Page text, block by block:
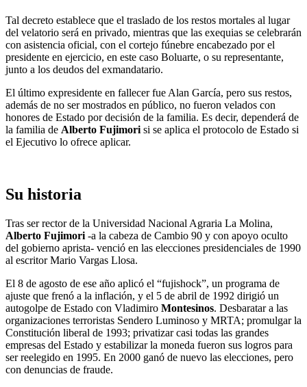
Tal decreto establece que el traslado de los restos mortales al lugar
del velatorio será en privado, mientras que las exequias se celebrarán
con asistencia oficial, con el cortejo fúnebre encabezado por el
presidente en ejercicio, en este caso Boluarte, o su representante,
junto a los deudos del exmandatario.
El último expresidente en fallecer fue Alan García, pero sus restos,
además de no ser mostrados en público, no fueron velados con
honores de Estado por decisión de la familia. Es decir, dependerá de
la familia de Alberto Fujimori si se aplica el protocolo de Estado si
el Ejecutivo lo ofrece aplicar.
Su historia
Tras ser rector de la Universidad Nacional Agraria La Molina,
Alberto Fujimori -a la cabeza de Cambio 90 y con apoyo oculto
del gobierno aprista- venció en las elecciones presidenciales de 1990
al escritor Mario Vargas Llosa.
El 8 de agosto de ese año aplicó el “fujishock”, un programa de
ajuste que frenó a la inflación, y el 5 de abril de 1992 dirigió un
autogolpe de Estado con Vladimiro Montesinos. Desbaratar a las
organizaciones terroristas Sendero Luminoso y MRTA; promulgar la
Constitución liberal de 1993; privatizar casi todas las grandes
empresas del Estado y estabilizar la moneda fueron sus logros para
ser reelegido en 1995. En 2000 ganó de nuevo las elecciones, pero
con denuncias de fraude.